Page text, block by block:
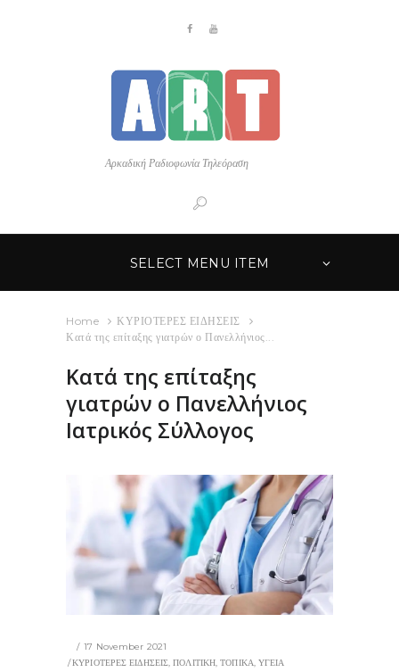
Αρκαδική Ραδιοφωνία Τηλεόραση
SELECT MENU ITEM
Home
ΚΥΡΙΟΤΕΡΕΣ ΕΙΔΗΣΕΙΣ
Κατά της επίταξης γιατρών ο Πανελλήνιος...
Κατά της επίταξης
γιατρών ο Πανελλήνιος
Ιατρικός Σύλλογος
17 November 2021
ΚΥΡΙΟΤΕΡΕΣ ΕΙΔΗΣΕΙΣ,ΠΟΛΙΤΙΚΗ,ΤΟΠΙΚΑ,ΥΓΕΙΑ